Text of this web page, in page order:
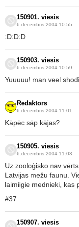
150901. viesis
6.decembris 2004 10:55
:D:D:D
150903. viesis
6.decembris 2004 10:59
Yuuuuu! man veel
Redaktors
6.decembris 2004 11:01
Kāpēc sāp kājas?
150905. viesis
6.decembris 2004 11:03
Uz zooloģisko nav
Latvijas mežu faunu.
laimiigie mednieki, kas
#37
150907. viesis